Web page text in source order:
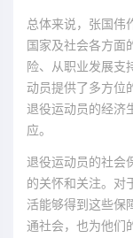
总体来说，张国伟
国家及社会各方面
险、从职业发展支
动员提供了多方位
退役运动员的经济
应。
退役运动员的社会
的关怀和关注。对
活能够得到这些保
通社会，也为他们